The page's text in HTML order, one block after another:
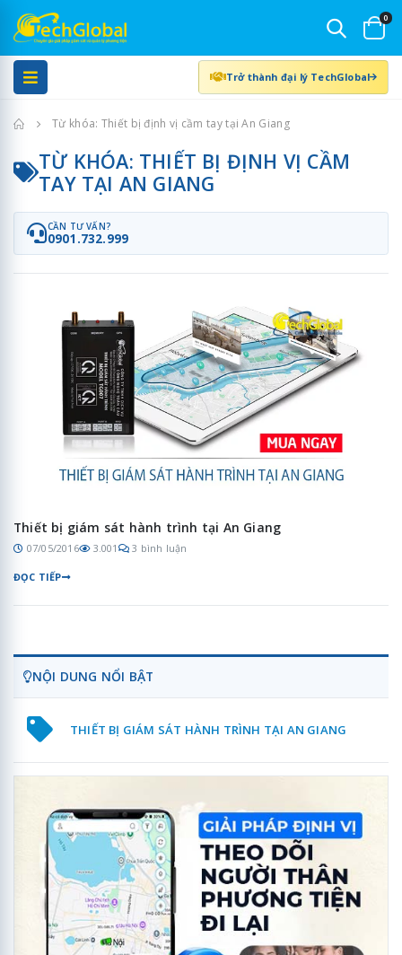
0
Trở thành đại lý TechGlobal
Trang chủTừ khóa: Thiết bị định vị cầm tay tại An Giang
TỪ KHÓA: THIẾT BỊ ĐỊNH VỊ CẦM
TAY TẠI AN GIANG
CẦN TƯ VẤN?
0901.732.999
Thiết bị giám sát hành trình tại An Giang
07/05/2016 3.001 3 bình luận
ĐỌC TIẾP
NỘI DUNG NỔI BẬT
THIẾT BỊ GIÁM SÁT HÀNH TRÌNH TẠI AN GIANG